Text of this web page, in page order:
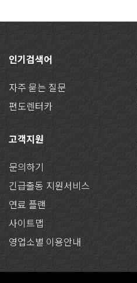
인기검색어
자주 묻는 질문
편도렌터카
고객지원
문의하기
긴급출동 지원서비스
연료 플랜
사이트맵
영업소별 이용안내